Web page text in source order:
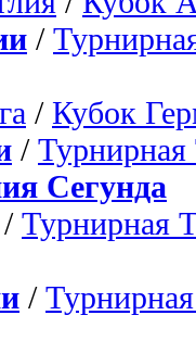
/
/ Кубок
/ Турнирная
Сегунда
/ Турнирная
/